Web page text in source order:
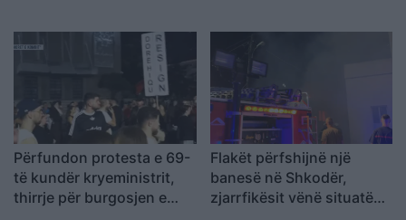
shpejti
Përfundon protesta e 69-
të kundër kryeministrit,
thirrje për burgosjen e
Flakët përfshijnë një
banesë në Shkodër,
zjarrfikësit vënë situatën